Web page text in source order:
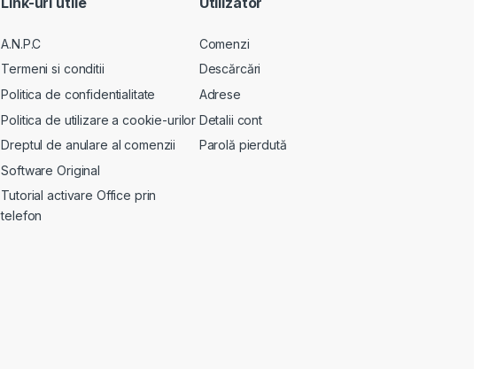
A.N.P.C
Termeni si conditii
Politica de confidentialitate
Politica de utilizare a cookie-urilor
Dreptul de anulare al comenzii
Software Original
Tutorial activare Office prin
telefon
Comenzi
Descărcări
Adrese
Detalii cont
Parolă pierdută